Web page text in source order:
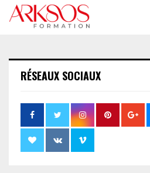
RÉSEAUX SOCIAUX